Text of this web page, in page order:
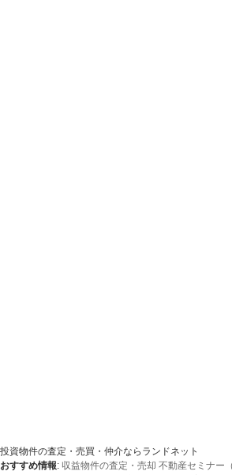
投資物件の査定・売買・仲介ならランドネット
おすすめ情報: 収益物件の査定・売却 不動産セミナー